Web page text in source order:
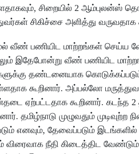
சிறையில் 2 ஆம்புலன்ஸ்
சிகிச்சை அளித்து வருவதாக
வீண் பணியிட மாற்றங்கள் செய்ய
இதேபோன்று வீண் பணியிட
தண்டனையாக
கூறினார். அப்பல்லோ
ஏற்பட்டதாக கூறினார். கடந்த
தமிழ்நாடு முழுவதும்
எனவும், தேவைப்படும் இடங்களில்
நீதி கிடைத்திட